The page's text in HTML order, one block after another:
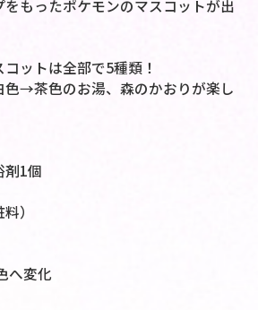
もったポケモンのマスコットが出
ットは全部で5種類！
色→茶色のお湯、森のかおりが楽し
剤1個
）
へ変化